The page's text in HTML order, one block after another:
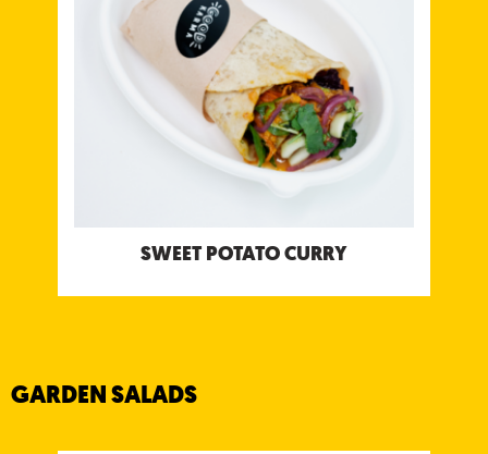
SWEET POTATO CURRY
Allergének: Glutén, Tejtermékek, Mustár,
GARDEN SALADS